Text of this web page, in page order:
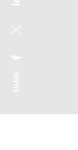
SHARE: